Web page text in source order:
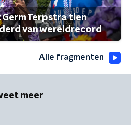
Terpstra tien
van wereldrecord
Alle fragmenten
meer